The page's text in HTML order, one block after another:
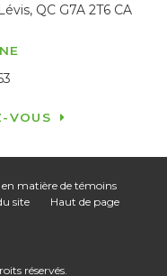
Lévis QC G7A 2T6 CA
VOUS
matière de témoins
site Haut de page
réservés.